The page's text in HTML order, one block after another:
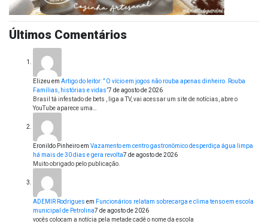
Últimos Comentários
Elizeu em Artigo do leitor: ” O vício em jogos não rouba apenas dinheiro. Rouba
Famílias, histórias e vidas”7 de agosto de 2026
Brasil tá infestado de bets , liga a TV, vai acessar um site de notícias, abre o
YouTube aparece uma…
Eronildo Pinheiroem Vazamento em centro gastronômico desperdiça água limpa
há mais de 30 dias e gera revolta7 de agosto de 2026
Muito obrigado pelo publicação.
ADEMIR Rodrigues em Funcionários relatam sobrecarga e clima tenso em escola
municipal de Petrolina7 de agosto de 2026
vocês colocam a notícia pela metade cadê o nome da escola